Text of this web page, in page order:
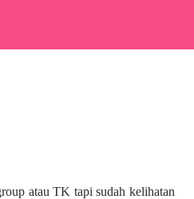
atau TK tapi sudah kelihatan